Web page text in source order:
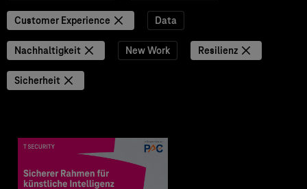
Customer Experience Data
Nachhaltigkeit New Work Resilienz
Sicherheit